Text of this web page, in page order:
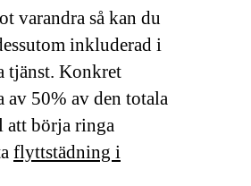
varandra så kan du
inkluderad i
tjänst. Konkret
av 50% av den totala
att börja ringa
flyttstädning i